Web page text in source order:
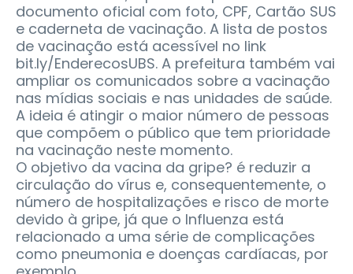
documento oficial com foto, CPF, Cartão SUS
e caderneta de vacinação. A lista de postos
de vacinação está acessível no link
bit.ly/EnderecosUBS. A prefeitura também vai
ampliar os comunicados sobre a vacinação
nas mídias sociais e nas unidades de saúde.
A ideia é atingir o maior número de pessoas
que compõem o público que tem prioridade
na vacinação neste momento.
O objetivo da vacina da gripe? é reduzir a
circulação do vírus e, consequentemente, o
número de hospitalizações e risco de morte
devido à gripe, já que o Influenza está
relacionado a uma série de complicações
como pneumonia e doenças cardíacas, por